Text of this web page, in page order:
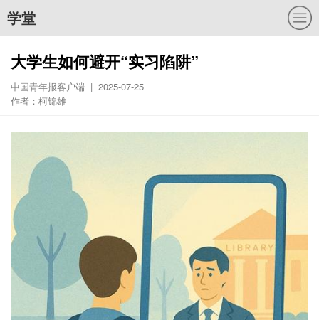
学堂
大学生如何避开“实习陷阱”
中国青年报客户端 | 2025-07-25
作者：柯锦雄